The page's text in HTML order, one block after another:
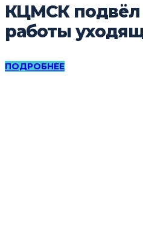
КЦМСК подвёл
работы
ПОДРОБНЕЕ